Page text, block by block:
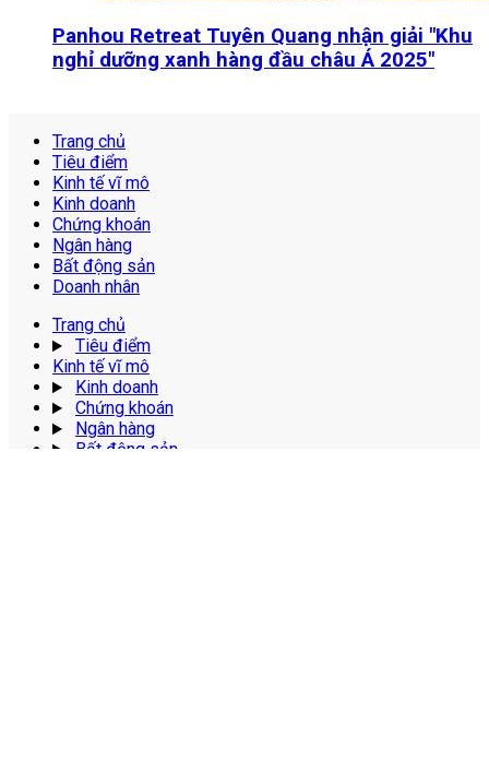
Panhou Retreat Tuyên Quang nhận giải "Khu
nghỉ dưỡng xanh hàng đầu châu Á 2025"
Trang chủ
Tiêu điểm
Kinh tế vĩ mô
Kinh doanh
Chứng khoán
Ngân hàng
Bất động sản
Doanh nhân
Trang chủ
Tiêu điểm
Kinh tế vĩ mô
Kinh doanh
Chứng khoán
Ngân hàng
Bất động sản